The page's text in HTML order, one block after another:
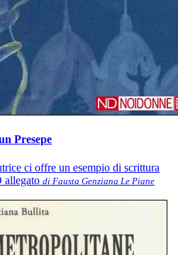
Presepe
ci offre un esempio di scrittura
allegato di Fausta Genziana Le Piane